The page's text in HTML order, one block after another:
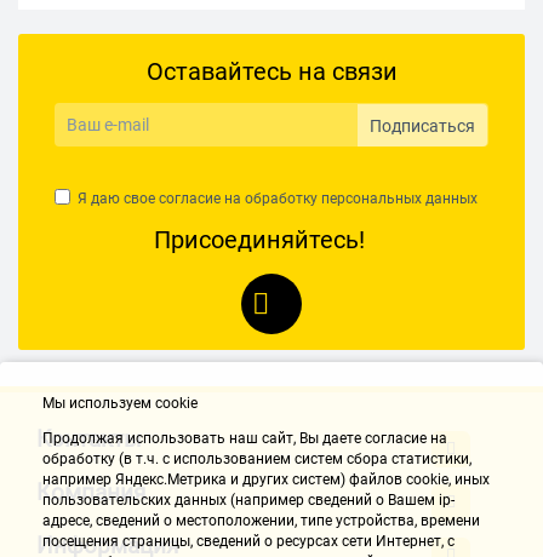
Оставайтесь на связи
Подписаться
Я даю свое согласие на обработку персональных данных
Присоединяйтесь!
Контакты
Компания
Информация
Мы используем cookie
Продолжая использовать наш cайт, Вы даете согласие на
обработку (в т.ч. с использованием систем сбора статистики,
например Яндекс.Метрика и других систем) файлов cookie, иных
пользовательских данных (например сведений о Вашем ip-
адресе, сведений о местоположении, типе устройства, времени
посещения страницы, сведений о ресурсах сети Интернет, с